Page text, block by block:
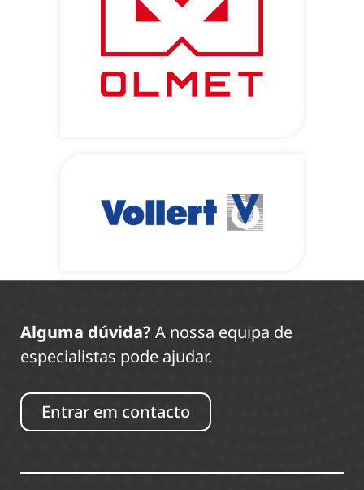
Alguma dúvida? A nossa equipa de
especialistas pode ajudar.
Entrar em contacto